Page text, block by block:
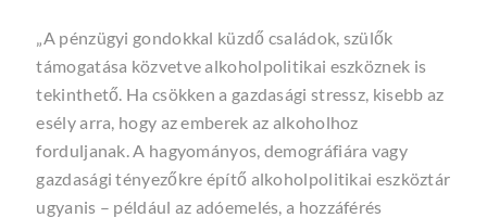
„A pénzügyi gondokkal küzdő családok, szülők
támogatása közvetve alkoholpolitikai eszköznek is
tekinthető. Ha csökken a gazdasági stressz, kisebb az
esély arra, hogy az emberek az alkoholhoz
forduljanak. A hagyományos, demográfiára vagy
gazdasági tényezőkre építő alkoholpolitikai eszköztár
ugyanis – például az adóemelés, a hozzáférés